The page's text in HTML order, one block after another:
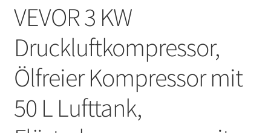
VEVOR 3 KW
Druckluftkompressor,
Ölfreier Kompressor mit
50 L Lufttank,